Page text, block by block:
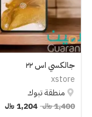
جالكسي اس ٢٢
xstore
منطقة تبوك
1,400﷼ 1,204﷼